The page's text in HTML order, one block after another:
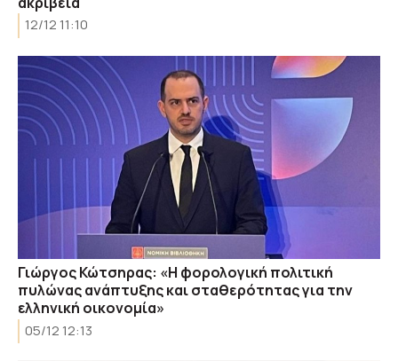
12/12 11:10
Γιώργος Κώτσηρας: «Η φορολογική πολιτική
πυλώνας ανάπτυξης και σταθερότητας για την
ελληνική οικονομία»
05/12 12:13